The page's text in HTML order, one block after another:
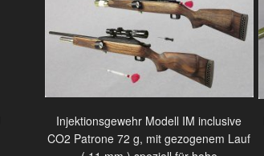
Injektionsgewehr Modell IM inclusive
CO2 Patrone 72 g, mit gezogenem Lauf